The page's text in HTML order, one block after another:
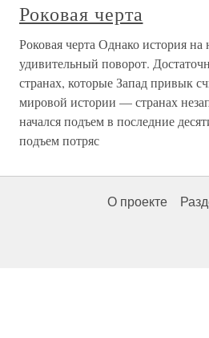
Роковая черта
Роковая черта Однако история на
удивительный поворот.
странах, которые Запад привык
мировой истории — странах
начался подъем в последние
подъем потряс
О проекте